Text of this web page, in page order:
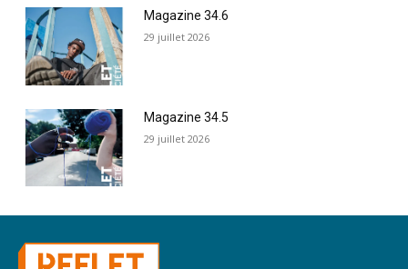
Magazine 34.6
29 juillet 2026
Magazine 34.5
29 juillet 2026